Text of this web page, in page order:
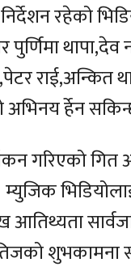
रहेको
थापा,देव
राई,अन्कित
र्हेन
गरिएको
आतिथ्यता
शुभकामना